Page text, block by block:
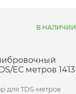
В НАЛИЧИИ
ЕС метров 1413
для TDS-метров